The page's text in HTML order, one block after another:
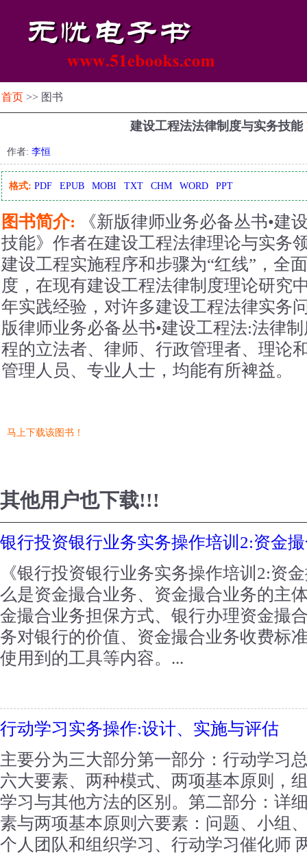
首页 >> 图书
建设工程法法律制度与实务技能
作者: 李恒
格式: PDF EPUB MOBI TXT CHM WORD PPT
图书简介: 《新版律师业务必备丛书•建
技能》作者在建设工程法律理论与实务
建设工程实施程序和步骤为“红线”，全
度，在现有建设工程法律制度理论研究
年实践经验，对许多建设工程法律实务
版律师业务必备丛书•建设工程法:法律
程的立法者、律师、行政管理者、理论
管理人员、专业人士，均能有所裨益。
马上下载该图书！
其他用户也下载!!!
银行投资银行业务实务操作培训2:资金
《银行投资银行业务实务操作培训2:资
么是资金撮合业务、资金撮合业务的主
金撮合业务担保方式、银行办理资金撮
务对银行的价值、资金撮合业务收费标
使用到的工具等内容。...
行动学习实务操作:设计、实施与评估
主要分为三大部分第一部分：行动学习
六大要素、两种模式、两项基本原则，
学习与其他方法的区别。第二部分：详
素与两项基本原则六要素：问题、小组
个人团队和组织学习、行动学习催化师